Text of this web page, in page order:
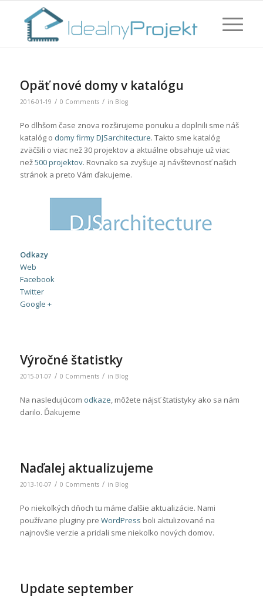
Opäť nové domy v katalógu
2016-01-19 / 0 Comments / in Blog
Po dlhšom čase znova rozširujeme ponuku a doplnili sme náš
katalóg o domy firmy DJSarchitecture. Takto sme katalóg
zväčšili o viac než 30 projektov a aktuálne obsahuje už viac
než500 projektov. Rovnako sa zvyšuje aj návštevnosť našich
stránok a preto Vám ďakujeme.
Odkazy
Web
Facebook
Twitter
Google +
Výročné štatistky
2015-01-07 / 0 Comments / in Blog
Na nasledujúcom odkaze, môžete nájsť štatistyky ako sa nám
darilo. Ďakujeme
Naďalej aktualizujeme
2013-10-07 / 0 Comments / in Blog
Po niekoľkých dňoch tu máme ďalšie aktualizácie. Nami
používane pluginy pre WordPress boli aktulizované na
najnovšie verzie a pridali sme niekoľko nových domov.
Update september